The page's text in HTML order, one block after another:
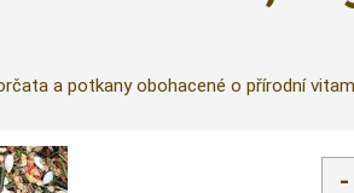
a potkany obohacené o přírodní